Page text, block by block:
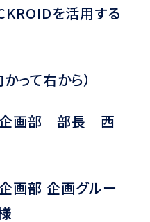
を活用する
って右から）
企画部 部長 西
画部 企画グルー